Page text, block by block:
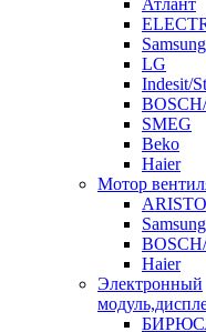
Атлант
Samsung
LG
Indesit/
SMEG
Beko
Haier
Мотор
Samsung
Haier
Электронный